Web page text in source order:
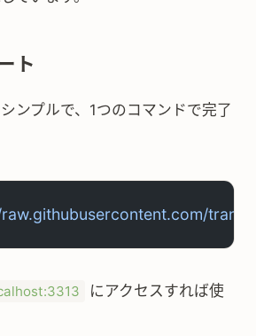
ト
ンプルで、1つのコマンドで完了
にアクセスすれば使